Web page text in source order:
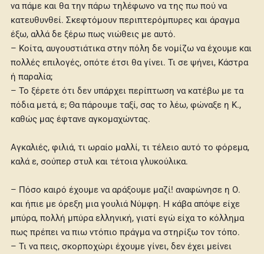
να πάμε και θα την πάρω τηλέφωνο να της πω πού να
κατευθυνθεί. Σκεφτόμουν περιπτερόμπυρες και άραγμα
έξω, αλλά δε ξέρω πως νιώθεις με αυτό.
– Κοίτα, αυγουστιάτικα στην πόλη δε νομίζω να έχουμε και
πολλές επιλογές, οπότε έτσι θα γίνει. Τι σε ψήνει, Κάστρα
ή παραλία;
– Το ξέρετε ότι δεν υπάρχει περίπτωση να κατέβω με τα
πόδια μετά, ε; Θα πάρουμε ταξί, σας το λέω, φώναξε η Κ.,
καθώς μας έφτανε αγκομαχώντας.
Αγκαλιές, φιλιά, τι ωραίο μαλλί, τι τέλειο αυτό το φόρεμα,
καλά ε, σούπερ στυλ και τέτοια γλυκούλικα.
– Πόσο καιρό έχουμε να αράξουμε μαζί! αναφώνησε η Ο.
και ήπιε με όρεξη μια γουλιά Νύμφη. Η κάβα απόψε είχε
μπύρα, πολλή μπύρα ελληνική, γιατί εγώ είχα το κόλλημα
πως πρέπει να πιω ντόπιο πράγμα να στηρίξω τον τόπο.
– Τι να πεις, σκορποχώρι έχουμε γίνει, δεν έχει μείνει